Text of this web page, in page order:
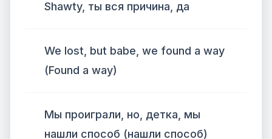
Shawty, ты вся причина, да
We lost, but babe, we found a way
(Found a way)
Мы проиграли, но, детка, мы
нашли способ (нашли способ)